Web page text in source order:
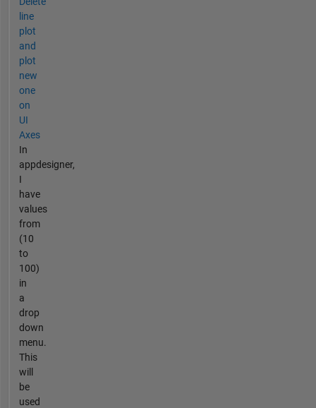
line
plot
and
plot
new
one
on
UI
Axes
In
appdesigner,
I
have
values
from
(10
to
100)
in
a
drop
down
menu.
This
will
be
used